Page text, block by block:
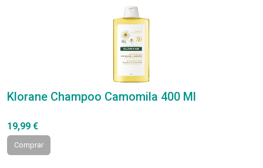
Klorane Champoo Camomila 400 Ml
19,99 €
Comprar